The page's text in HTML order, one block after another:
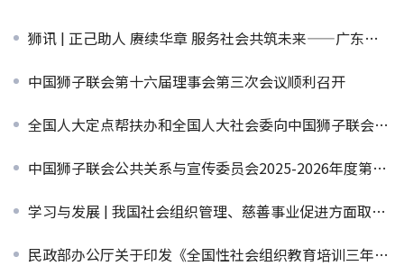
狮讯 | 正己助人 赓续华章 服务社会共筑未来——广东狮子会（第二十二届）社会责任报告
中国狮子联会第十六届理事会第三次会议顺利召开
全国人大定点帮扶办和全国人大社会委向中国狮子联会浙江代表处及联会单位会员广东狮子会致感谢信
中国狮子联会公共关系与宣传委员会2025-2026年度第一次工作会议暨培训在北京举行
学习与发展 | 我国社会组织管理、慈善事业促进方面取得积极成效
民政部办公厅关于印发《全国性社会组织教育培训三年行动方案（2025-2027年）》的通知